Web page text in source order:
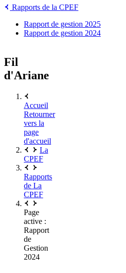
Rapports de la CPEF
Rapport de gestion 2025
Rapport de gestion 2024
Fil
d'Ariane
Accueil
Retourner
vers la
page
d'accueil
La
CPEF
Rapports
de La
CPEF
Page
active :
Rapport
de
Gestion
2024